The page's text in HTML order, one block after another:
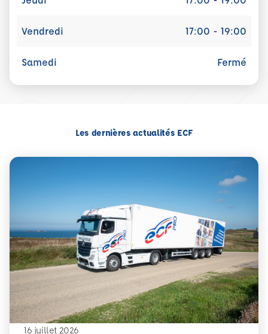
Vendredi 17:00 - 19:00
Samedi Fermé
Les dernières actualités ECF
16 juillet 2026